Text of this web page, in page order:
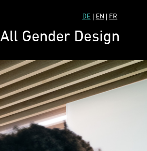
DE EN FR
All Gender Design